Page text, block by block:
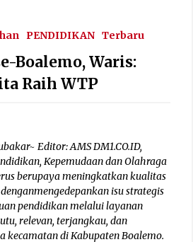
PENDIDIKAN Terbaru
Boalemo, Waris:
Raih WTP
Editor: AMS DM1.CO.ID,
Kepemudaan dan Olahraga
berupaya meningkatkan kualitas
isu strategis
pendidikan melalui layanan
relevan, terjangkau, dan
kecamatan di Kabupaten Boalemo.